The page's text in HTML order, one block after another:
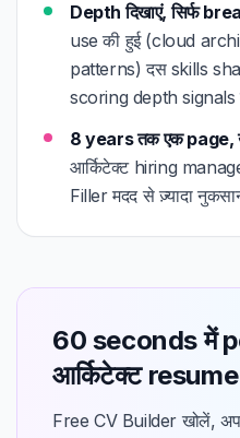
Depth दिखाएं, सिर्फ
use की हुई (cloud
patterns) दस skills
scoring depth signals
8 years तक एक page,
आर्किटेक्ट hiring
Filler मदद से ज़्यादा
60 seconds में
आर्किटेक्ट resume
Free CV Builder खोलें,